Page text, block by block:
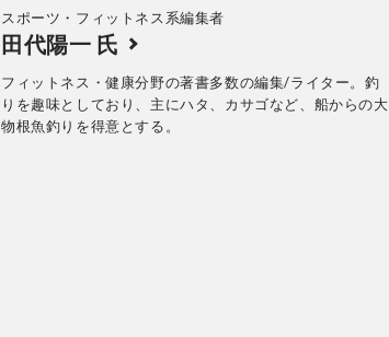
スポーツ・フィットネス系編集者
田代陽一 氏
フィットネス・健康分野の著書多数の編集/ライター。釣
りを趣味としており、主にハタ、カサゴなど、船からの大
物根魚釣りを得意とする。